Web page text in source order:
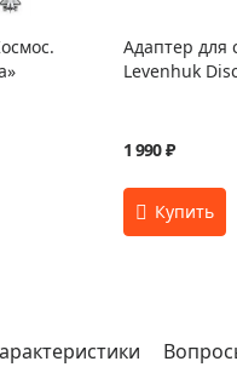
Адаптер для
Levenhuk
1 990 ₽